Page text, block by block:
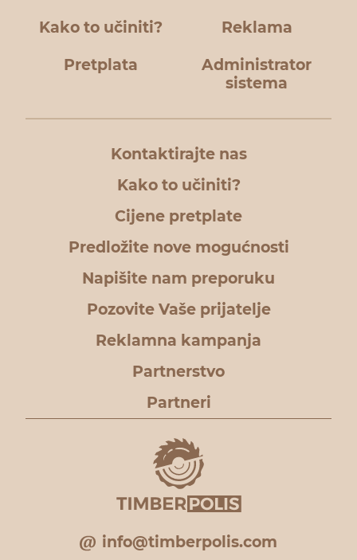
Kako to učiniti? Reklama
Pretplata
Administrator
sistema
Kontaktirajte nas
Kako to učiniti?
Cijene pretplate
Predložite nove mogućnosti
Napišite nam preporuku
Pozovite Vaše prijatelje
Reklamna kampanja
Partnerstvo
Partneri
info@timberpolis.com